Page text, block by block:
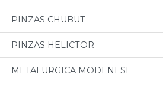
PINZAS CHUBUT
PINZAS HELICTOR
METALURGICA MODENESI